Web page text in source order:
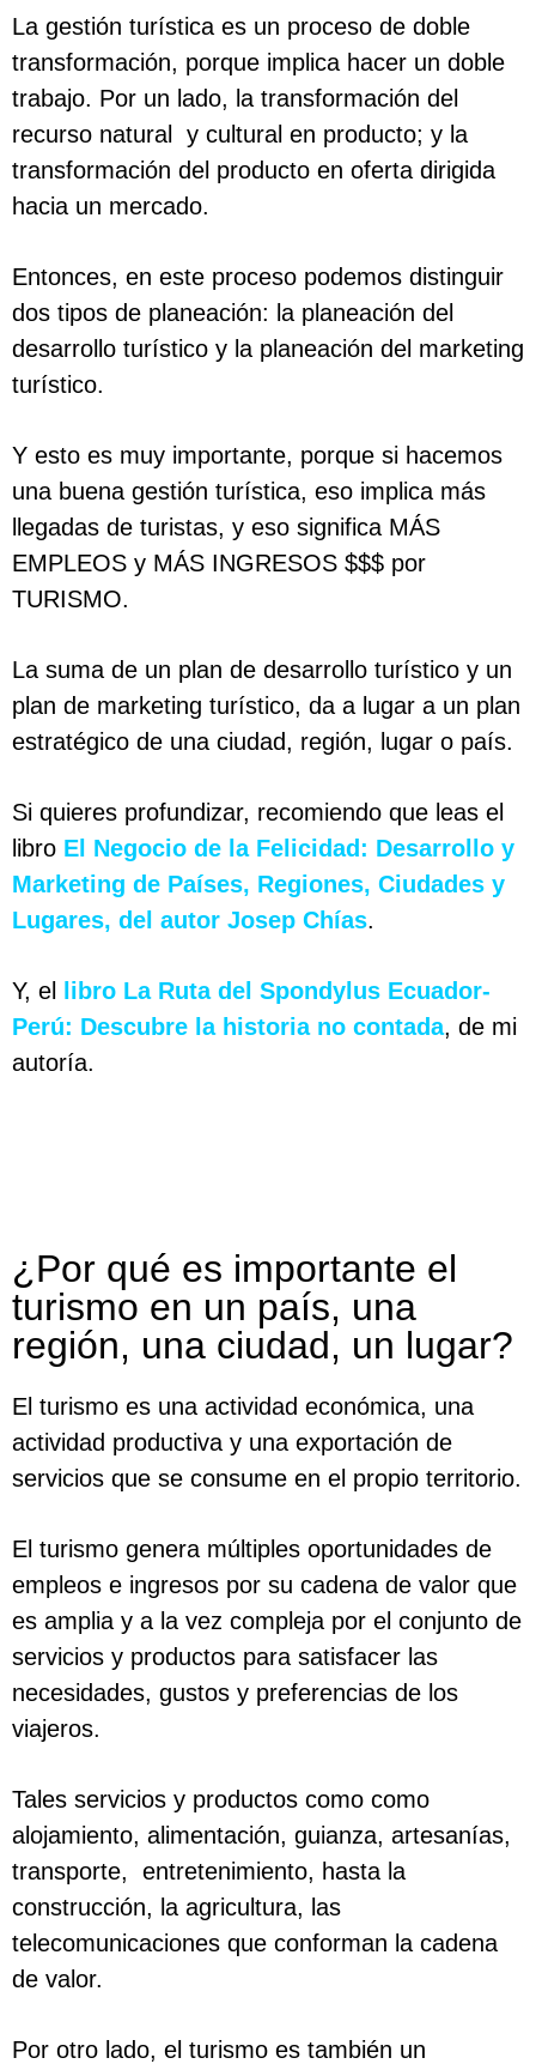
La gestión turística es un proceso de doble
transformación, porque implica hacer un doble
trabajo. Por un lado, la transformación del
recurso natural y cultural en producto; y la
transformación del producto en oferta dirigida
hacia un mercado.
Entonces, en este proceso podemos distinguir
dos tipos de planeación: la planeación del
desarrollo turístico y la planeación del marketing
turístico.
Y esto es muy importante, porque si hacemos
una buena gestión turística, eso implica más
llegadas de turistas, y eso significa MÁS
EMPLEOS y MÁS INGRESOS $$$ por
TURISMO.
La suma de un plan de desarrollo turístico y un
plan de marketing turístico, da a lugar a un plan
estratégico de una ciudad, región, lugar o país.
Si quieres profundizar, recomiendo que leas el
libro El Negocio de la Felicidad: Desarrollo y
Marketing de Países, Regiones, Ciudades y
Lugares, del autor Josep Chías.
Y, el libro La Ruta del Spondylus Ecuador-
Perú: Descubre la historia no contada, de mi
autoría.
¿Por qué es importante el
turismo en un país, una
región, una ciudad, un lugar?
El turismo es una actividad económica, una
actividad productiva y una exportación de
servicios que se consume en el propio territorio.
El turismo genera múltiples oportunidades de
empleos e ingresos por su cadena de valor que
es amplia y a la vez compleja por el conjunto de
servicios y productos para satisfacer las
necesidades, gustos y preferencias de los
viajeros.
Tales servicios y productos como como
alojamiento, alimentación, guianza, artesanías,
transporte, entretenimiento, hasta la
construcción, la agricultura, las
telecomunicaciones que conforman la cadena
de valor.
Por otro lado, el turismo es también un